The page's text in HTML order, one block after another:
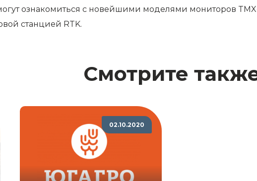
ознакомиться с новейшими моделями мониторов
станцией RTK.
Смотрите
02.10.2020